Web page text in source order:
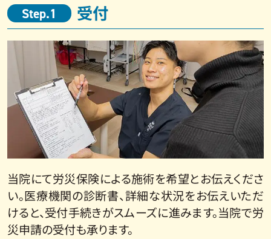
Step.1 受付
当院にて労災保険による施術を希望とお伝えくださ
い。医療機関の診断書、詳細な状況をお伝えいただ
けると、受付手続きがスムーズに進みます。当院で労
災申請の受付も承ります。